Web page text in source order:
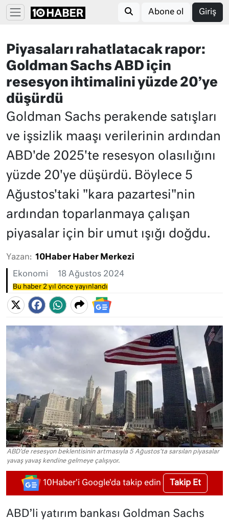
Abone ol Giriş
Piyasaları rahatlatacak rapor:
Goldman Sachs ABD için
resesyon ihtimalini yüzde 20’ye
düşürdü
Goldman Sachs perakende satışları
ve işsizlik maaşı verilerinin ardından
ABD'de 2025'te resesyon olasılığını
yüzde 20'ye düşürdü. Böylece 5
Ağustos'taki "kara pazartesi"nin
ardından toparlanmaya çalışan
piyasalar için bir umut ışığı doğdu.
Yazan: 10Haber Haber Merkezi
Ekonomi 18 Ağustos 2024
Bu haber 2 yıl önce yayınlandı
ABD'de resesyon beklentisinin artmasıyla 5 Ağustos'ta sarsılan piyasalar
yavaş yavaş kendine gelmeye çalışıyor.
10Haber'i Google'da takip edin Takip Et
ABD’li yatırım bankası Goldman Sachs